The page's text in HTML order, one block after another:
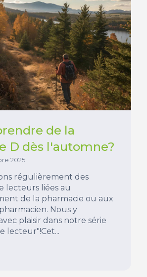
de la
D dès l'automne?
2025
régulièrement des
lecteurs liées au
de la pharmacie ou aux
Nous y
plaisir dans notre série
lecteur"!Cet...